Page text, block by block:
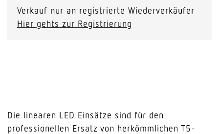
Verkauf nur an registrierte Wiederverkäufer
Hier gehts zur Registrierung
Die linearen LED Einsätze sind für den
professionellen Ersatz von herkömmlichen T5-